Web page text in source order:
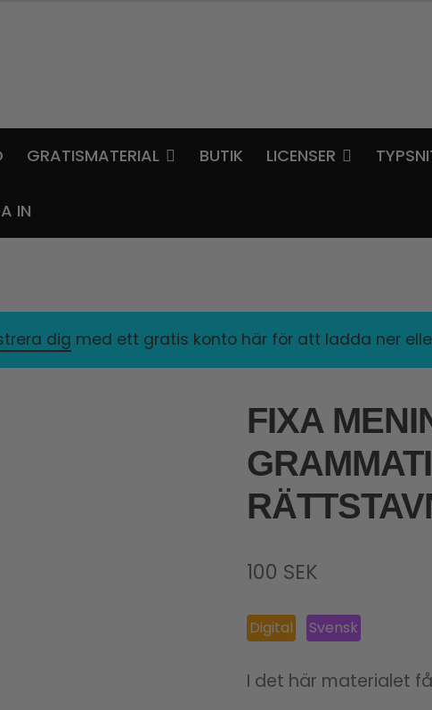
GRATISMATERIAL BUTIK LICENSER
IN
dig med ett gratis konto här för att ladda ner
FIXA
100 SEK
Digital Svensk
I det här materialet